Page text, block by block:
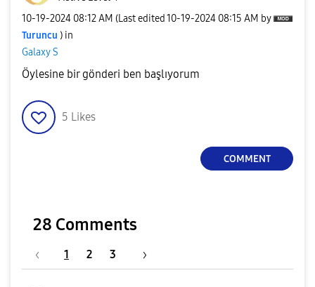
‎10-19-2024 08:12 AM (Last edited ‎10-19-2024 08:15 AM by
Turuncu ) in
Galaxy S
Öylesine bir gönderi ben başlıyorum
5 Likes
COMMENT
28 Comments
1 2 3